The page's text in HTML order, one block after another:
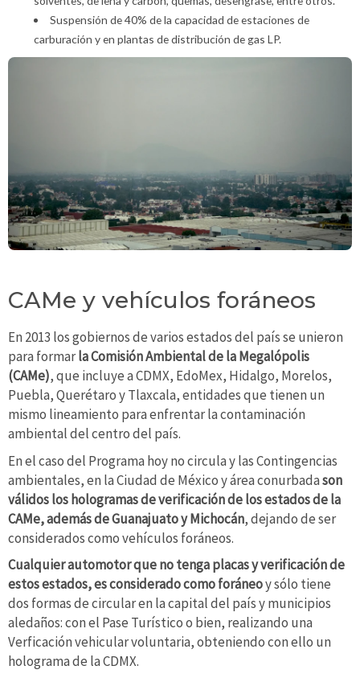
Suspensión de 40% de la capacidad de estaciones de
carburación y en plantas de distribución de gas LP.
CAMe y vehículos foráneos
En 2013 los gobiernos de varios estados del país se unieron
para formarla Comisión Ambiental de la Megalópolis
(CAMe), que incluye a CDMX, EdoMex, Hidalgo, Morelos,
Puebla, Querétaro y Tlaxcala, entidades que tienen un
mismo lineamiento para enfrentar la contaminación
ambiental del centro del país.
En el caso del Programa hoy no circula y las Contingencias
ambientales, en la Ciudad de México y área conurbadason
válidos los hologramas de verificación de los estados de la
CAMe, además de Guanajuato y Michocán, dejando de ser
considerados como vehículos foráneos.
Cualquier automotor que no tenga placas y verificación de
estos estados, es considerado como foráneoy sólo tiene
dos formas de circular en la capital del país y municipios
aledaños: con el Pase Turístico o bien, realizando una
Verficación vehicular voluntaria, obteniendo con ello un
holograma de la CDMX.